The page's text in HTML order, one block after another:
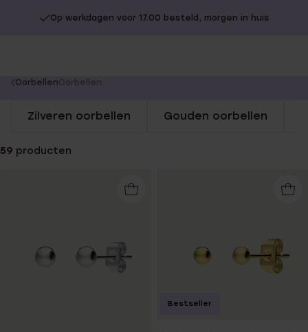
Op werkdagen voor 17.00 besteld, morgen in huis
You
here:
OorbellenOorbellen
Zilveren oorbellen Gouden oorbellen
59 producten
Bestseller